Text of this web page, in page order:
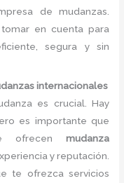
de mudanzas.
en cuenta para
segura y sin
internacionales
es crucial. Hay
es importante que
ofrecen mudanza
y reputación.
te ofrezca servicios